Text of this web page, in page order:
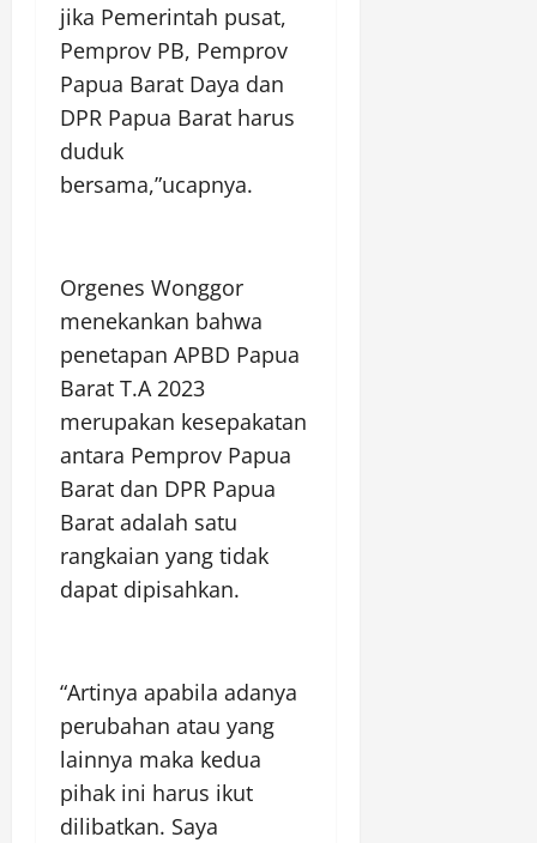
jika Pemerintah pusat,
Pemprov PB, Pemprov
Papua Barat Daya dan
DPR Papua Barat harus
duduk
bersama,”ucapnya.
Orgenes Wonggor
menekankan bahwa
penetapan APBD Papua
Barat T.A 2023
merupakan kesepakatan
antara Pemprov Papua
Barat dan DPR Papua
Barat adalah satu
rangkaian yang tidak
dapat dipisahkan.
“Artinya apabila adanya
perubahan atau yang
lainnya maka kedua
pihak ini harus ikut
dilibatkan. Saya